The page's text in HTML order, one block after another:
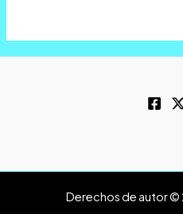
Derechos de autor ©